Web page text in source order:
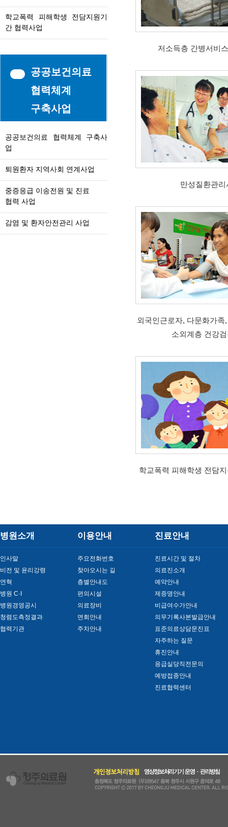
학교폭력 피해학생 전담지원기
간 협력사업
공공보건의료
협력체계
구축사업
공공보건의료 협력체계 구축사
업
퇴원환자 지역사회 연계사업
중증응급 이송전원 및 진료
협력 사업
감염 및 환자안전관리 사업
저소득층 간병서비
만성질환관리
외국인근로자, 다문화가족
소외계층 건강
학교폭력 피해학생 전담
병원소개 이용안내 진료안내
인사말
비전 및 윤리강령
연혁
병원 C·I
병원경영공시
청렴도측정결과
협력기관
주요전화번호
찾아오시는 길
층별안내도
편의시설
의료장비
면회안내
주차안내
진료시간 및 절차
의료진소개
예약안내
제증명안내
비급여수가안내
의무기록사본발급안내
표준의료상담문진표
자주하는 질문
휴진안내
응급실당직전문의
예방접종안내
진료협력센터